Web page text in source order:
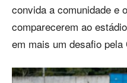
convida a comunidade e
comparecerem ao
em mais um desafio pela